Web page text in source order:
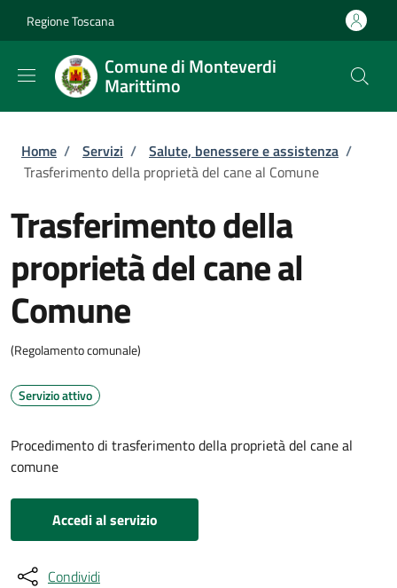
Regione Toscana
Comune di Monteverdi
Marittimo
Briciole di pane
Home / Servizi / Salute, benessere e assistenza /
Trasferimento della proprietà del cane al Comune
Trasferimento della
proprietà del cane al
Comune
(Regolamento comunale)
Servizio attivo
Procedimento di trasferimento della proprietà del cane al
comune
Accedi al servizio
Condividi